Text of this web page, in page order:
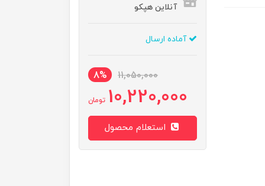
آنلاین هپکو
آماده ارسال
11,050,000
8%
10,220,000 تومان